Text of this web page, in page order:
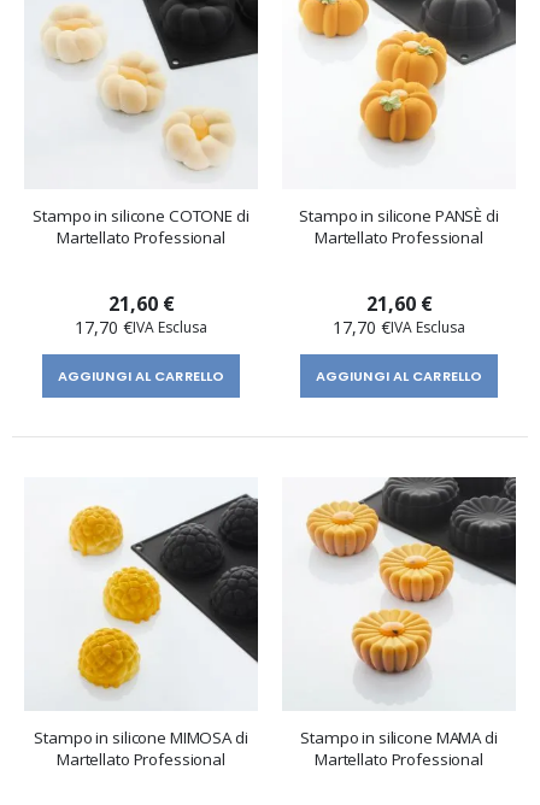
Stampo in silicone COTONE di
Martellato Professional
21,60 €
17,70 €
AGGIUNGI AL CARRELLO
Stampo in silicone PANSÈ di
Martellato Professional
21,60 €
17,70 €
AGGIUNGI AL CARRELLO
Stampo in silicone MIMOSA di
Martellato Professional
Stampo in silicone MAMA di
Martellato Professional